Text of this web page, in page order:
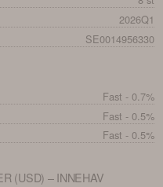
2026Q1
SE0014956330
Fast - 0.7%
Fast - 0.5%
Fast - 0.5%
(USD) – INNEHAV